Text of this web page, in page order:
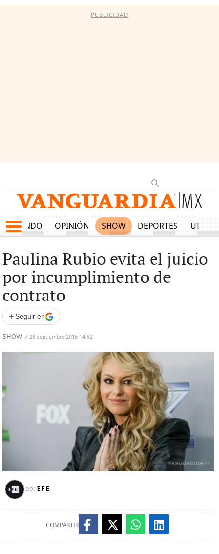
PUBLICIDAD
MUNDO OPINIÓN SHOW DEPORTES
Paulina Rubio evita el juicio
por incumplimiento de
contrato
+ Seguir en
SHOW / 28 septiembre 2015 14:52
por EFE
COMPARTIR